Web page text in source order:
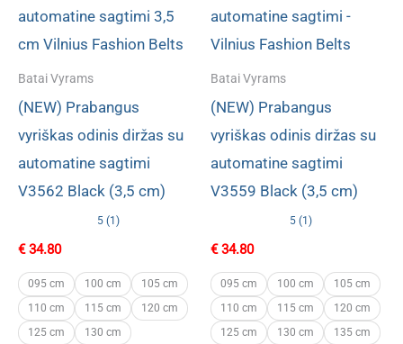
Batai Vyrams
(NEW) Prabangus
vyriškas odinis diržas su
automatine sagtimi
V3562 Black (3,5 cm)
5 (1)
€34.80
095 cm 100 cm
105 cm
110 cm
115 cm
120 cm
125 cm
130 cm
Batai Vyrams
(NEW) Prabangus
vyriškas odinis diržas su
automatine sagtimi
V3559 Black (3,5 cm)
5 (1)
€34.80
095 cm 100 cm
105 cm
110 cm
115 cm
120 cm
125 cm
130 cm
135 cm